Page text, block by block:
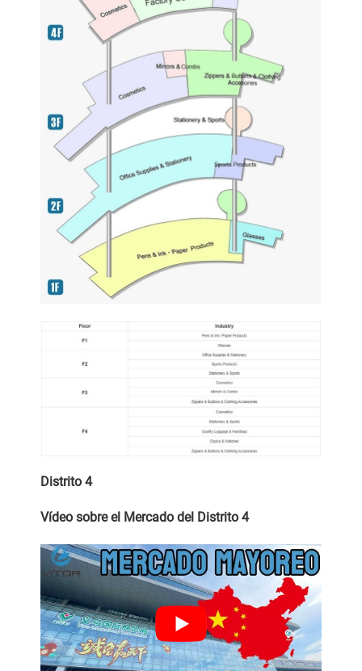
Distrito 4
Vídeo sobre el Mercado del Distrito 4